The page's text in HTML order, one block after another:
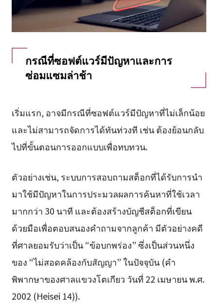
กรณีที่ซอฟต์แวร์มีปัญหาและการ
ซ่อมแซมล่าช้า
เริ่มแรก, อาจมีกรณีที่ซอฟต์แวร์มีปัญหาที่ไม่เล็กน้อย
และไม่สามารถจัดการได้ทันท่วงที เช่น ต้องย้อนกลับ
ไปที่ขั้นตอนการออกแบบเพื่อทบทวน.
ตัวอย่างเช่น, ระบบการสอบถามสต็อกที่ได้รับการนำ
มาใช้มีปัญหาในการประมวลผลการค้นหาที่ใช้เวลา
มากกว่า 30 นาที และต้องสร้างบัญชีสต็อกที่เขียน
ด้วยมือเพื่อตอบสนองคำถามจากลูกค้า มีตัวอย่างคดี
ที่ศาลยอมรับว่าเป็น “ข้อบกพร่อง” ซึ่งเป็นส่วนหนึ่ง
ของ “ไม่สอดคล้องกับสัญญา” ในปัจจุบัน (คำ
พิพากษาของศาลแขวงโตเกียว วันที่ 22 เมษายน พ.ศ.
2002 (Heisei 14)).